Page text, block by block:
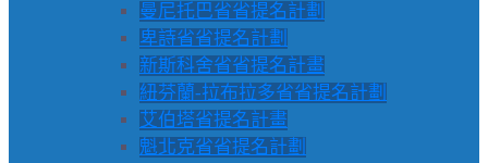
曼尼托巴省省提名計劃
卑詩省省提名計劃
新斯科舍省省提名計畫
紐芬蘭-拉布拉多省省提名計劃
艾伯塔省提名計畫
魁北克省省提名計劃